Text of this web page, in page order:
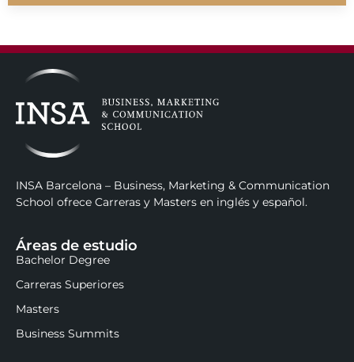
INSA Barcelona – Business, Marketing & Communication
School ofrece Carreras y Masters en inglés y español.
Áreas de estudio
Bachelor Degree
Carreras Superiores
Masters
Business Summits